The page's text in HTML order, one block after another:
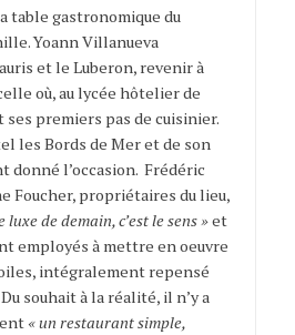
table gastronomique du
Yoann Villanueva
et le Luberon, revenir à
où, au lycée hôtelier de
premiers pas de cuisinier.
les Bords de Mer et de son
donné l’occasion. Frédéric
Foucher, propriétaires du lieu,
luxe de demain, c’est le sens »et
employés à mettre en oeuvre
intégralement repensé
souhait à la réalité, il n’y a
« un restaurant simple,